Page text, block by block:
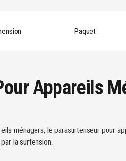
Paquet
Appareils
ménagers, le parasurtenseur pour
la surtension.